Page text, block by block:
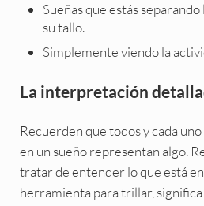
Sueñas que estás
su tallo.
Simplemente viendo la
La interpretación
Recuerden que todos y cada
en un sueño representan algo.
tratar de entender lo que está en
herramienta para trillar,